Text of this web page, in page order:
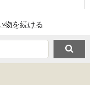
物を続ける